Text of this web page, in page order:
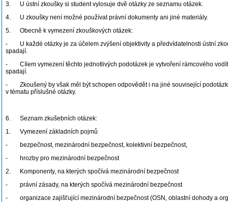
3. U ústní zkoušky si student vylosuje dvě otázky ze seznamu otázek.
4. U zkoušky není možné používat právní dokumenty ani jiné materiály.
5. Obecně k vymezení zkouškových otázek:
- U každé otázky je za účelem zvýšení objektivity a předvídatelnosti ústní
spadají.
- Cílem vymezení těchto jednotlivých podotázek je vytvoření rámcového
spadají.
- Zkoušený by však měl být schopen odpovědět i na jiné související
v tématu příslušné otázky.
6. Seznam zkušebních otázek:
1. Vymezení základních pojmů
- bezpečnost, mezinárodní bezpečnost, kolektivní bezpečnost,
- hrozby pro mezinárodní bezpečnost
2. Komponenty, na kterých spočívá mezinárodní bezpečnost
- právní zásady, na kterých spočívá mezinárodní bezpečnost
- organizace zajišťující mezinárodní bezpečnost (OSN, oblastní dohody a